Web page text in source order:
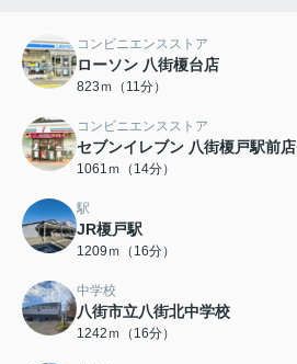
コンビニエンスストア
ローソン 八街榎台店
823ｍ（11分）
コンビニエンスストア
セブンイレブン 八街榎戸駅前店
1061ｍ（14分）
駅
JR榎戸駅
1209ｍ（16分）
中学校
八街市立八街北中学校
1242ｍ（16分）